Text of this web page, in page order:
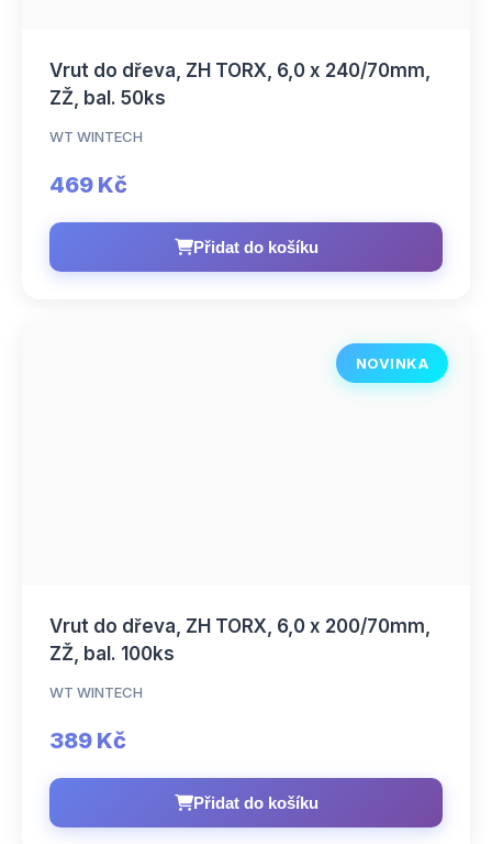
Vrut do dřeva, ZH TORX, 6,0 x 240/70mm,
ZŽ, bal. 50ks
WT WINTECH
469 Kč
Přidat do košíku
NOVINKA
Vrut do dřeva, ZH TORX, 6,0 x 200/70mm,
ZŽ, bal. 100ks
WT WINTECH
389 Kč
Přidat do košíku